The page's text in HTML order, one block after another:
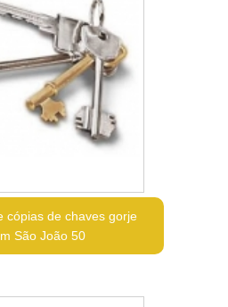
cópias de chaves gorje
São João 50